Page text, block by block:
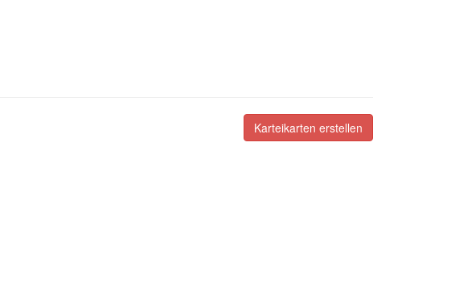
Karteikarten erstellen